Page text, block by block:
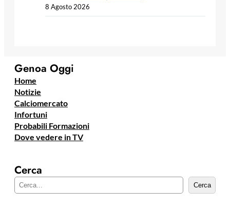
8 Agosto 2026
Genoa Oggi
Home
Notizie
Calciomercato
Infortuni
Probabili Formazioni
Dove vedere in TV
Cerca
e
Cerca